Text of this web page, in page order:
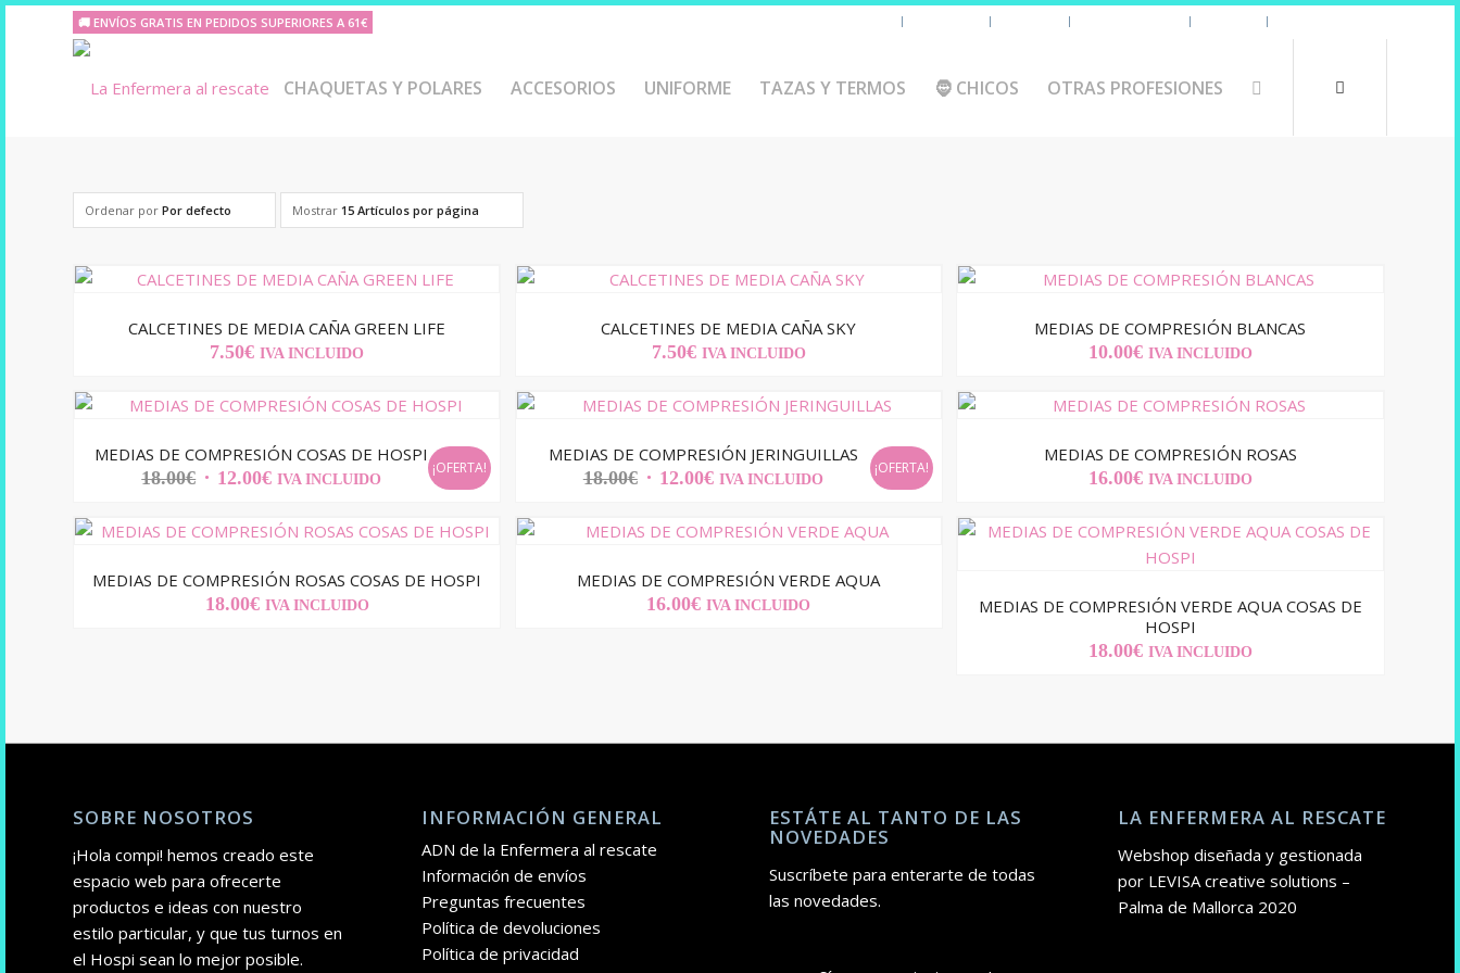
🚚 ENVÍOS GRATIS EN PEDIDOS SUPERIORES A 61€
CHAQUETAS Y POLARES ACCESORIOS UNIFORME TAZAS Y TERMOS 🧔 CHICOS OTRAS PROFESIONES
Ordenar por Por defecto Mostrar 15 Artículos por página
CALCETINES DE MEDIA CAÑA GREEN LIFE
7.50€ IVA INCLUIDO
CALCETINES DE MEDIA CAÑA SKY
7.50€ IVA INCLUIDO
MEDIAS DE COMPRESIÓN BLANCAS
10.00€ IVA INCLUIDO
MEDIAS DE COMPRESIÓN COSAS DE HOSPI
18.00€ EL
ORIGINAL
ERA:
12.00€EL
ACTUAL
ES:
IVA INCLUIDO
¡OFERTA!
MEDIAS DE COMPRESIÓN JERINGUILLAS
18.00€ EL
ERA:
12.00€EL
ACTUAL
ES:
IVA INCLUIDO
¡OFERTA!
MEDIAS DE COMPRESIÓN ROSAS
16.00€ IVA INCLUIDO
MEDIAS DE COMPRESIÓN ROSAS COSAS DE HOSPI
18.00€ IVA INCLUIDO
MEDIAS DE COMPRESIÓN VERDE AQUA
16.00€ IVA INCLUIDO
MEDIAS DE COMPRESIÓN VERDE AQUA COSAS DE
HOSPI
18.00€ IVA INCLUIDO
SOBRE NOSOTROS
¡Hola compi! hemos creado este
espacio web para ofrecerte
productos e ideas con nuestro
estilo particular, y que tus turnos en
el Hospi sean lo mejor posible.
INFORMACIÓN GENERAL
ADN de la Enfermera al rescate
Información de envíos
Preguntas frecuentes
Política de devoluciones
Política de privacidad
ESTÁTE AL TANTO DE LAS
NOVEDADES
Suscríbete para enterarte de todas
las novedades.
LA ENFERMERA AL RESCATE
Webshop diseñada y gestionada
por LEVISA creative solutions –
Palma de Mallorca 2020